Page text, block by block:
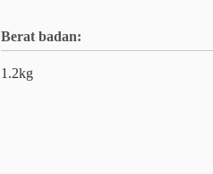
Berat badan:
1.2kg